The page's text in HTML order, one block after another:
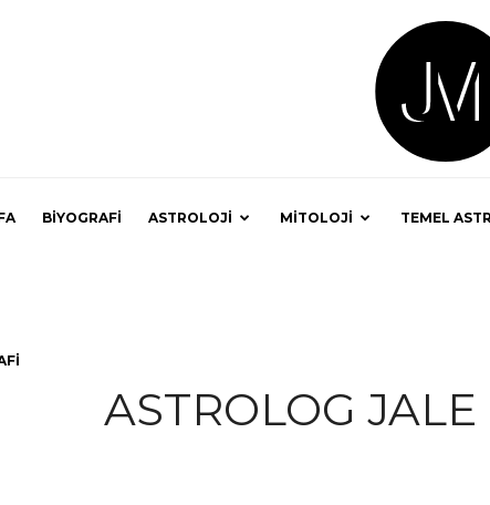
BİYOGRAFİ ASTROLOJİ MİTOLOJİ TEMEL
ASTROLOG